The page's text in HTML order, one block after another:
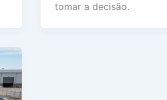
tomar a decisão.